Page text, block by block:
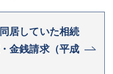
居していた相続
金銭請求（平成